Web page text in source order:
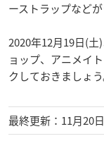
ーストラップなど
2020年12月19日(
ョップ、アニメイ
クしておきましょう
最終更新：11月20